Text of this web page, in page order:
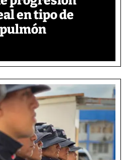
en tipo de